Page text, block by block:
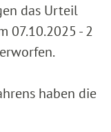
das Urteil
07.10.2025 - 2
haben die